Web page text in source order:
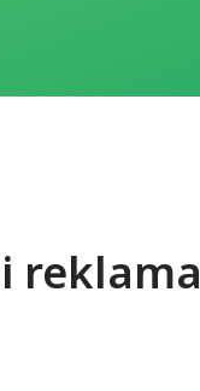
reklama